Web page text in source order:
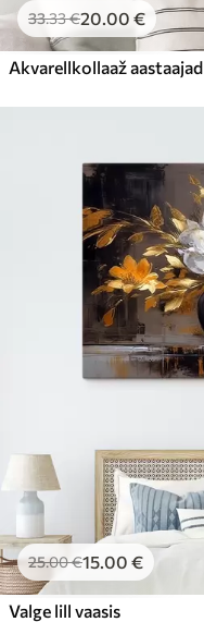
33.33€20.00 €
Akvarellkollaaž aastaajad
25.00€15.00 €
Valge lill vaasis